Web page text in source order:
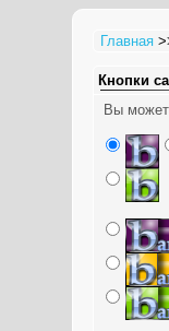
Главная
Кнопки
Вы